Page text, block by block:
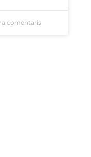
comentaris